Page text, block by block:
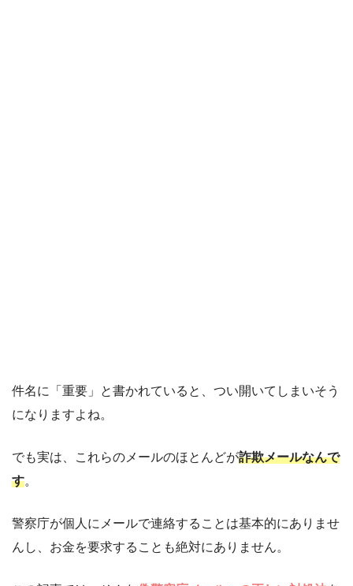
件名に「重要」と書かれていると、つい開いてしまいそう
になりますよね。
でも実は、これらのメールのほとんどが詐欺メールなんで
す。
警察庁が個人にメールで連絡することは基本的にありませ
んし、お金を要求することも絶対にありません。